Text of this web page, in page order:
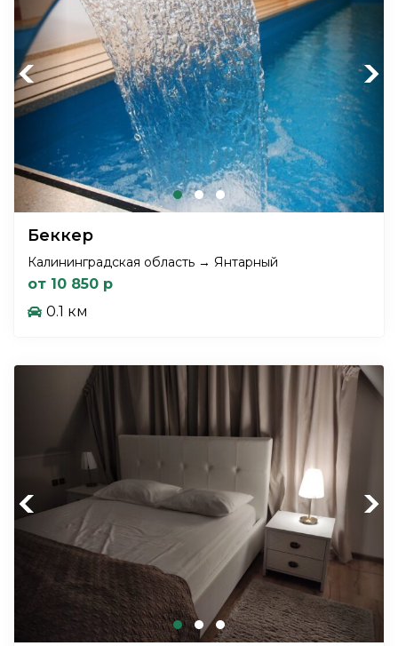
Previous Next
Беккер
Калининградская область → Янтарный
от 10 850 р
0.1 км
Previous Next